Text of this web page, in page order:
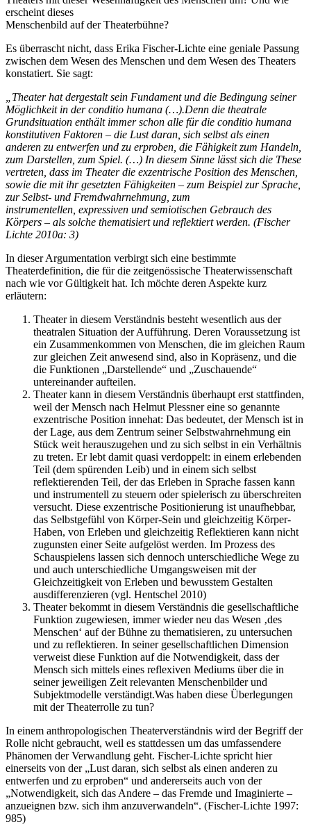
erscheint dieses
Menschenbild auf der Theaterbühne?
Es überrascht nicht, dass Erika Fischer-Lichte eine geniale Passung
zwischen dem Wesen des Menschen und dem Wesen des Theaters
konstatiert. Sie sagt:
„Theater hat dergestalt sein Fundament und die Bedingung seiner
Möglichkeit in der conditio humana (…).Denn die theatrale
Grundsituation enthält immer schon alle für die conditio humana
konstitutiven Faktoren – die Lust daran, sich selbst als einen
anderen zu entwerfen und zu erproben, die Fähigkeit zum Handeln,
zum Darstellen, zum Spiel. (…) In diesem Sinne lässt sich die These
vertreten, dass im Theater die exzentrische Position des Menschen,
sowie die mit ihr gesetzten Fähigkeiten – zum Beispiel zur Sprache,
zur Selbst- und Fremdwahrnehmung, zum
instrumentellen, expressiven und semiotischen Gebrauch des
Körpers – als solche thematisiert und reflektiert werden. (Fischer
Lichte 2010a: 3)
In dieser Argumentation verbirgt sich eine bestimmte
Theaterdefinition, die für die zeitgenössische Theaterwissenschaft
nach wie vor Gültigkeit hat. Ich möchte deren Aspekte kurz
erläutern:
Theater in diesem Verständnis besteht wesentlich aus der
theatralen Situation der Aufführung. Deren Voraussetzung ist
ein Zusammenkommen von Menschen, die im gleichen Raum
zur gleichen Zeit anwesend sind, also in Kopräsenz, und die
die Funktionen „Darstellende“ und „Zuschauende“
untereinander aufteilen.
Theater kann in diesem Verständnis überhaupt erst stattfinden,
weil der Mensch nach Helmut Plessner eine so genannte
exzentrische Position innehat: Das bedeutet, der Mensch ist in
der Lage, aus dem Zentrum seiner Selbstwahrnehmung ein
Stück weit herauszugehen und zu sich selbst in ein Verhältnis
zu treten. Er lebt damit quasi verdoppelt: in einem erlebenden
Teil (dem spürenden Leib) und in einem sich selbst
reflektierenden Teil, der das Erleben in Sprache fassen kann
und instrumentell zu steuern oder spielerisch zu überschreiten
versucht. Diese exzentrische Positionierung ist unaufhebbar,
das Selbstgefühl von Körper-Sein und gleichzeitig Körper-
Haben, von Erleben und gleichzeitig Reflektieren kann nicht
zugunsten einer Seite aufgelöst werden. Im Prozess des
Schauspielens lassen sich dennoch unterschiedliche Wege zu
und auch unterschiedliche Umgangsweisen mit der
Gleichzeitigkeit von Erleben und bewusstem Gestalten
ausdifferenzieren (vgl. Hentschel 2010)
Theater bekommt in diesem Verständnis die gesellschaftliche
Funktion zugewiesen, immer wieder neu das Wesen ‚des
Menschen‘ auf der Bühne zu thematisieren, zu untersuchen
und zu reflektieren. In seiner gesellschaftlichen Dimension
verweist diese Funktion auf die Notwendigkeit, dass der
Mensch sich mittels eines reflexiven Mediums über die in
seiner jeweiligen Zeit relevanten Menschenbilder und
Subjektmodelle verständigt.Was haben diese Überlegungen
mit der Theaterrolle zu tun?
In einem anthropologischen Theaterverständnis wird der Begriff der
Rolle nicht gebraucht, weil es stattdessen um das umfassendere
Phänomen der Verwandlung geht. Fischer-Lichte spricht hier
einerseits von der „Lust daran, sich selbst als einen anderen zu
entwerfen und zu erproben“ und andererseits auch von der
„Notwendigkeit, sich das Andere – das Fremde und Imaginierte –
anzueignen bzw. sich ihm anzuverwandeln“. (Fischer-Lichte 1997:
985)